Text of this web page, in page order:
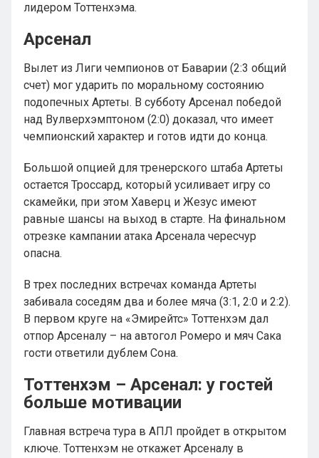
лидером Тоттенхэма.
Арсенал
Вылет из Лиги чемпионов от Баварии (2:3 общий
счет) мог ударить по моральному состоянию
подопечных Артеты. В субботу Арсенал победой
над Вулверхэмптоном (2:0) доказал, что имеет
чемпионский характер и готов идти до конца.
Большой опцией для тренерского штаба Артеты
остается Троссард, который усиливает игру со
скамейки, при этом Хаверц и Жезус имеют
равные шансы на выход в старте. На финальном
отрезке кампании атака Арсенала чересчур
опасна.
В трех последних встречах команда Артеты
забивала соседям два и более мяча (3:1, 2:0 и 2:2).
В первом круге на «Эмирейтс» Тоттенхэм дал
отпор Арсеналу – на автогол Ромеро и мяч Сака
гости ответили дублем Сона.
Тоттенхэм – Арсенал: у гостей
больше мотивации
Главная встреча тура в АПЛ пройдет в открытом
ключе. Тоттенхэм не откажет Арсеналу в